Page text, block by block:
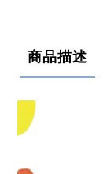
商品描述